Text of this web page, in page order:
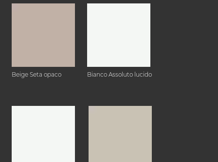
Beige Seta opaco Bianco Assoluto lucido